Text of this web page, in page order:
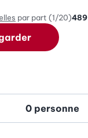
par part (1/20)489
de personnes